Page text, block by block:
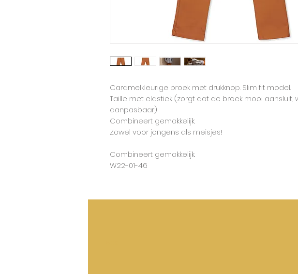
Caramelkleurige broek met drukknop. Slim fit model.
Taille met elastiek (zorgt dat de broek mooi aansluit,
aanpasbaar)
Combineert gemakkelijk.
Zowel voor jongens als meisjes!
Combineert gemakkelijk.
W22-01-46